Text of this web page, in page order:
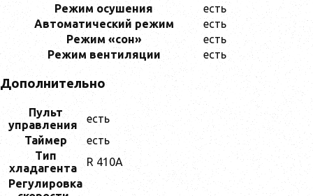
Режим осушения
есть
Автоматический режим
есть
Режим «сон»
есть
Режим вентиляции
есть
Дополнительно
Пульт
управления
есть
Таймер
есть
Тип
хладагента
R 410A
Регулировка